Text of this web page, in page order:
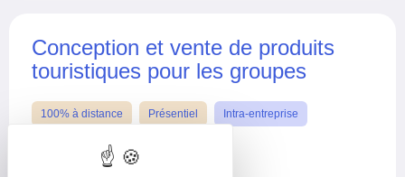
Conception et vente de produits
touristiques pour les groupes
100% à distance Présentiel Intra-entreprise
Inter-entreprise